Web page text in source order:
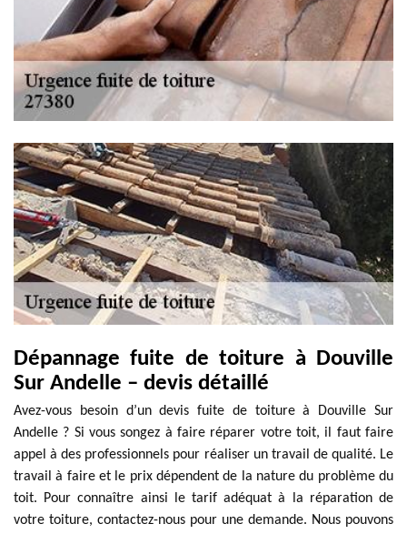
Dépannage fuite de toiture à Douville
Sur Andelle – devis détaillé
Avez-vous besoin d’un devis fuite de toiture à Douville Sur
Andelle ? Si vous songez à faire réparer votre toit, il faut faire
appel à des professionnels pour réaliser un travail de qualité. Le
travail à faire et le prix dépendent de la nature du problème du
toit. Pour connaître ainsi le tarif adéquat à la réparation de
votre toiture, contactez-nous pour une demande. Nous pouvons